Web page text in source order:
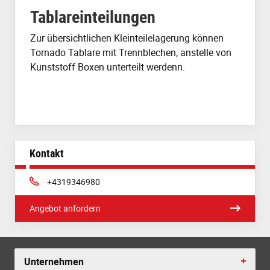
Tablareinteilungen
Zurübersichtlichen Kleinteilelagerung können
TornadoTablare mitTrennblechen, anstellevon
Kunststoff Boxen unterteiltwerdenn.
Kontakt
Phone:
+4319346980
Angebot anfordern
Unternehmen